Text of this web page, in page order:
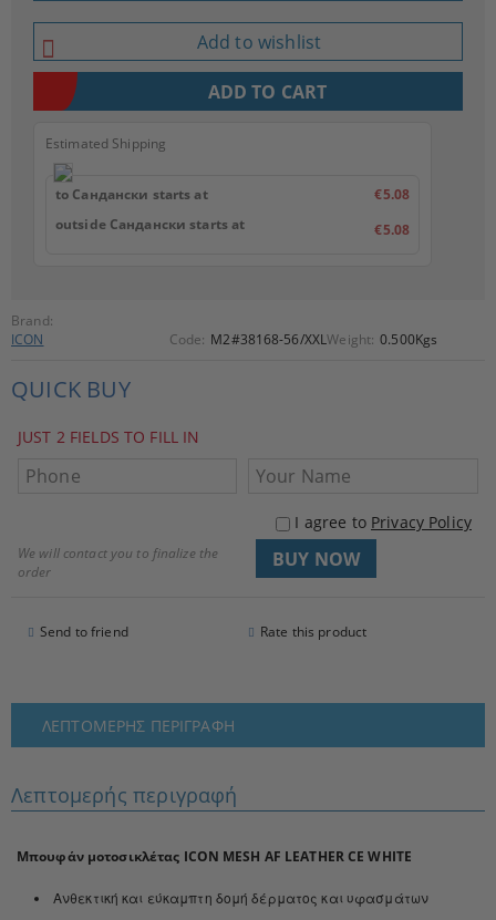
Brand:
ICON
Code: M2#38168-56/XXLWeight: 0.500Kgs
QUICK BUY
JUST 2 FIELDS TO FILL IN
I agree to Privacy Policy
We will contact you to finalize the
order
Send to friend Rate this product
Add to wishlist
Estimated Shipping
to Сандански starts at
€5.08
outside Сандански starts at
€5.08
ΛΕΠΤΟΜΕΡΉΣ ΠΕΡΙΓΡΑΦΉ
Λεπτομερής περιγραφή
Μπουφάν μοτοσικλέτας ICON MESH AF LEATHER CE WHITE
Ανθεκτική και εύκαμπτη δομή δέρματος και υφασμάτων